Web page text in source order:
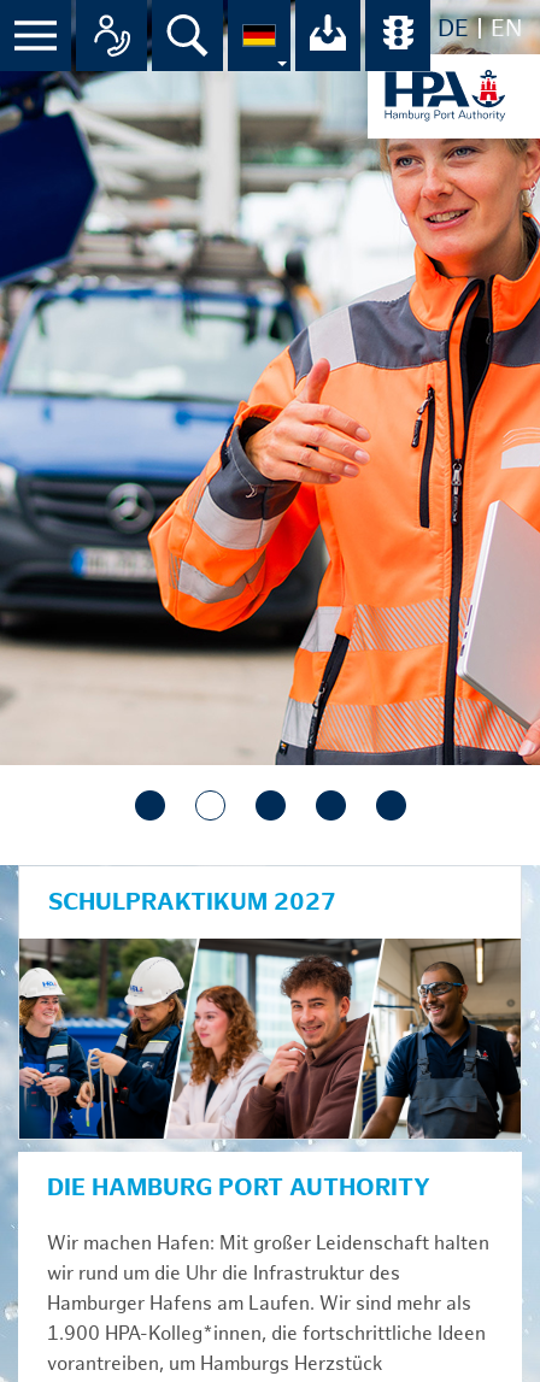
DE EN
Suche Ihr Download-
SCHULPRAKTIKUM 2027
DIE HAMBURG PORT AUTHORITY
Wir machen Hafen: Mit großer Leidenschaft halten
wir rund um die Uhr die Infrastruktur des
Hamburger Hafens am Laufen. Wir sind mehr als
1.900 HPA-Kolleg*innen, die fortschrittliche Ideen
vorantreiben, um Hamburgs Herzstück